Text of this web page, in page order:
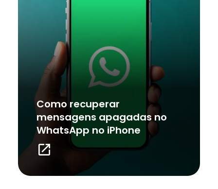
Como recuperar
mensagens apagadas no
WhatsApp no iPhone
launch